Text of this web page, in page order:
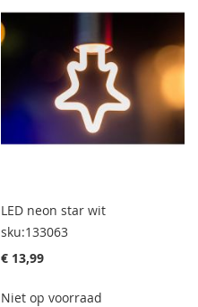
LED neon star wit
sku:133063
€ 13,99
Niet op voorraad